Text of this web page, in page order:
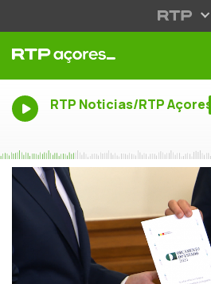
RTP Noticias/RTP Açores